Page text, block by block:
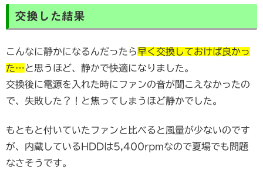
交換した結果
こんなに静かになるんだったら早く交換しておけば良かっ
た…と思うほど、静かで快適になりました。
交換後に電源を入れた時にファンの音が聞こえなかったの
で、失敗した？！と焦ってしまうほど静かでした。
もともと付いていたファンと比べると風量が少ないのです
が、内蔵しているHDDは5,400rpmなので夏場でも問題
なさそうです。